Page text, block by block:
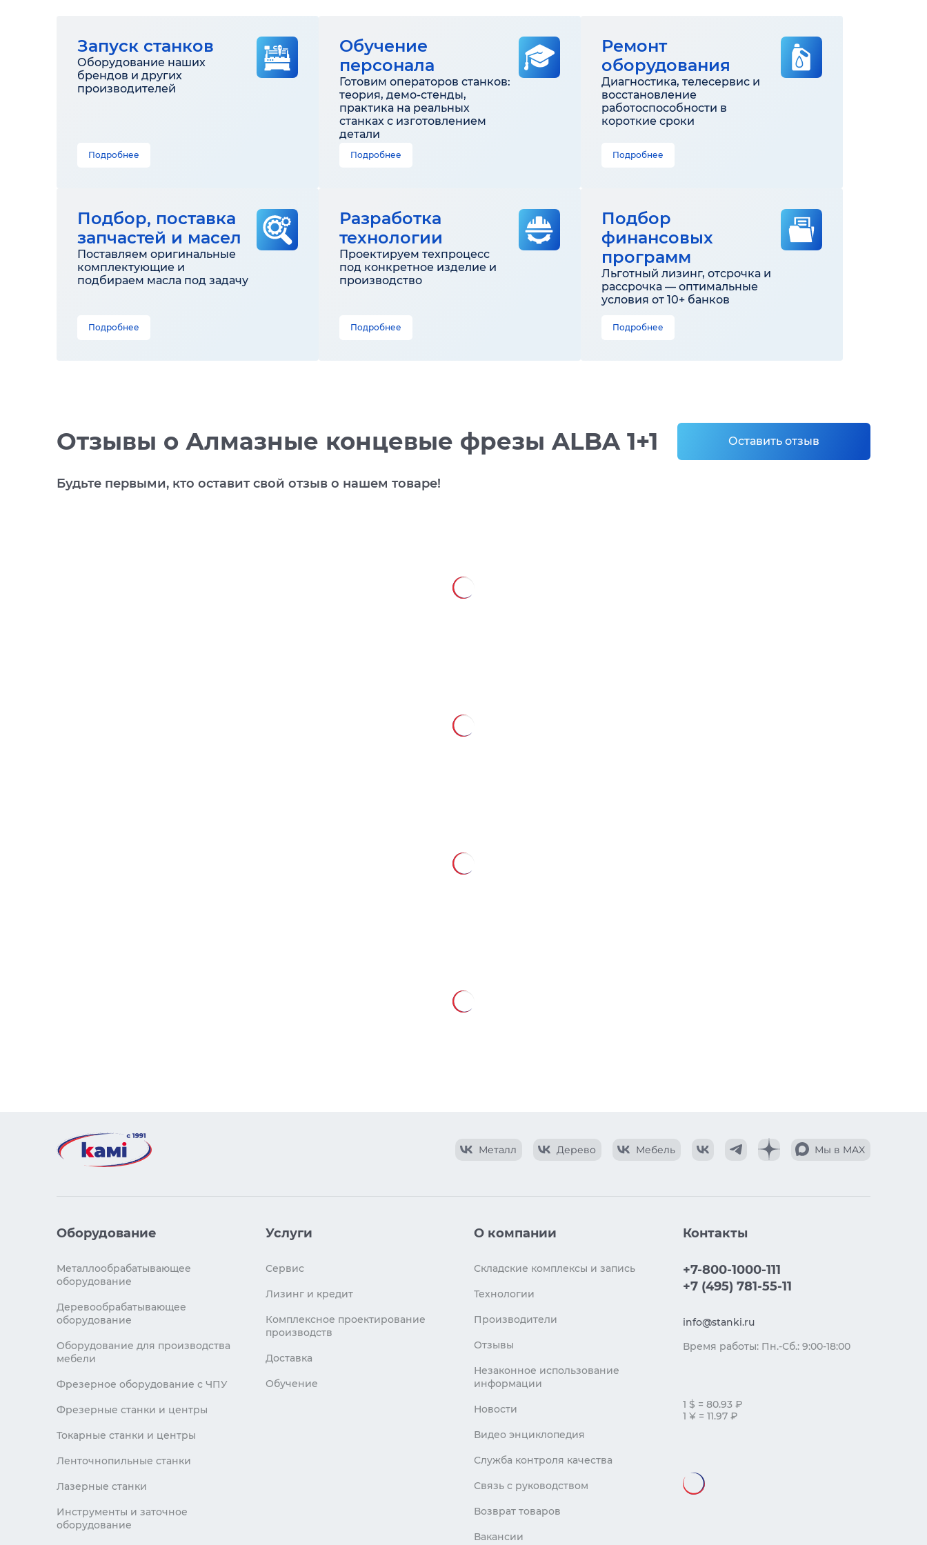
Запуск станков
Оборудование наших
брендов и других
производителей
Подробнее
Обучение
персонала
Готовим операторов станков:
теория, демо-стенды,
практика на реальных
станках с изготовлением
детали
Подробнее
Ремонт
оборудования
Диагностика, телесервис и
восстановление
работоспособности в
короткие сроки
Подробнее
Подбор, поставка
запчастей и масел
Поставляем оригинальные
комплектующие и
подбираем масла под задачу
Подробнее
Разработка
технологии
Проектируем техпроцесс
под конкретное изделие и
производство
Подробнее
Подбор
финансовых
программ
Льготный лизинг, отсрочка и
рассрочка — оптимальные
условия от 10+ банков
Подробнее
Отзывы о Алмазные концевые фрезы ALBA 1+1 Оставить отзыв
Будьте первыми, кто оставит свой отзыв о нашем товаре!
Металл Дерево Мебель Мы в MAX
Оборудование
Металлообрабатывающее
оборудование
Деревообрабатывающее
оборудование
Оборудование для производства
мебели
Фрезерное оборудование с ЧПУ
Фрезерные станки и центры
Токарные станки и центры
Ленточнопильные станки
Лазерные станки
Инструменты и заточное
оборудование
Услуги
Сервис
Лизинг и кредит
Комплексное проектирование
производств
Доставка
Обучение
О компании
Складские комплексы и запись
Технологии
Производители
Отзывы
Незаконное использование
информации
Новости
Видео энциклопедия
Служба контроля качества
Связь с руководством
Возврат товаров
Вакансии
Контакты
+7-800-1000-111
+7 (495) 781-55-11
info@stanki.ru
Время работы: Пн.-Сб.: 9:00-18:00
1 $ = 80.93 ₽
1 ¥ = 11.97 ₽